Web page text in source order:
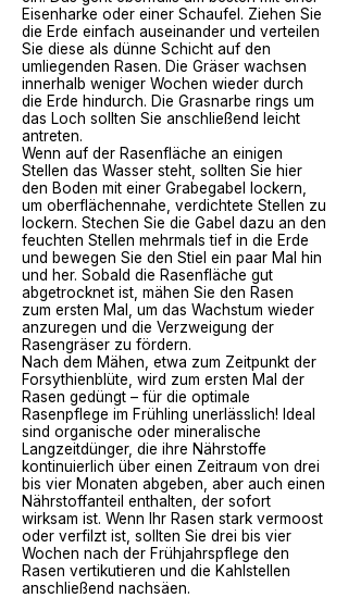
Eisenharke oder einer Schaufel. Ziehen Sie
die Erde einfach auseinander und verteilen
Sie diese als dünne Schicht auf den
umliegenden Rasen. Die Gräser wachsen
innerhalb weniger Wochen wieder durch
die Erde hindurch. Die Grasnarbe rings um
das Loch sollten Sie anschließend leicht
antreten.
Wenn auf der Rasenfläche an einigen
Stellen das Wasser steht, sollten Sie hier
den Boden mit einer Grabegabel lockern,
um oberflächennahe, verdichtete Stellen zu
lockern. Stechen Sie die Gabel dazu an den
feuchten Stellen mehrmals tief in die Erde
und bewegen Sie den Stiel ein paar Mal hin
und her. Sobald die Rasenfläche gut
abgetrocknet ist, mähen Sie den Rasen
zum ersten Mal, um das Wachstum wieder
anzuregen und die Verzweigung der
Rasengräser zu fördern.
Nach dem Mähen, etwa zum Zeitpunkt der
Forsythienblüte , wird zum ersten Mal der
Rasen gedüngt – für die optimale
Rasenpflege im Frühling unerlässlich! Ideal
sind organische oder mineralische
Langzeitdünger, die ihre Nährstoffe
kontinuierlich über einen Zeitraum von drei
bis vier Monaten abgeben, aber auch einen
Nährstoffanteil enthalten, der sofort
wirksam ist. Wenn Ihr Rasen stark vermoost
oder verfilzt ist, sollten Sie drei bis vier
Wochen nach der Frühjahrspflege den
Rasen vertikutieren und die Kahlstellen
anschließend nachsäen.